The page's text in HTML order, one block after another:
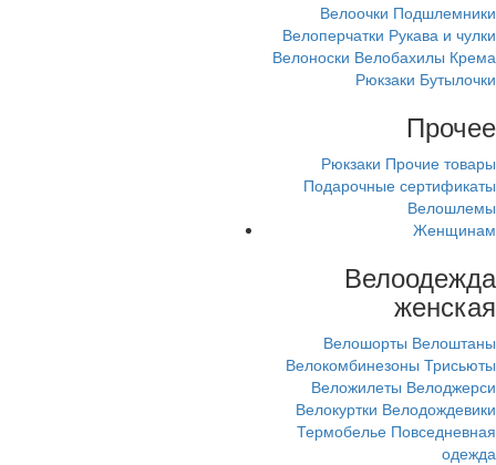
Велоочки Подшлемники
Велоперчатки Рукава и чулки
Велоноски Велобахилы Крема
Рюкзаки Бутылочки
Прочее
Рюкзаки Прочие товары
Подарочные сертификаты
Велошлемы
Женщинам
Велоодежда
женская
Велошорты Велоштаны
Велокомбинезоны Трисьюты
Веложилеты Велоджерси
Велокуртки Велодождевики
Термобелье Повседневная
одежда